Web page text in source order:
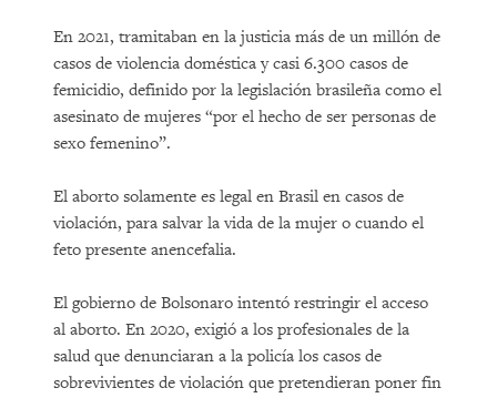
En 2021, tramitaban en la justicia más de un millón de
casos de violencia doméstica y casi 6.300 casos de
femicidio, definido por la legislación brasileña como el
asesinato de mujeres “por el hecho de ser personas de
sexo femenino”.
El aborto solamente es legal en Brasil en casos de
violación, para salvar la vida de la mujer o cuando el
feto presente anencefalia.
El gobierno de Bolsonaro intentó restringir el acceso
al aborto. En 2020, exigió a los profesionales de la
salud que denunciaran a la policía los casos de
sobrevivientes de violación que pretendieran poner fin